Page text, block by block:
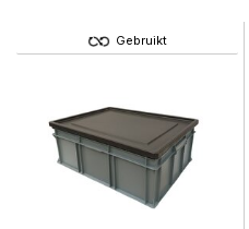
Gebruikt